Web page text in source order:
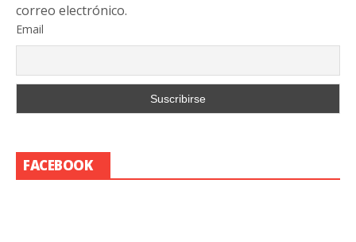
correo electrónico.
Email
FACEBOOK